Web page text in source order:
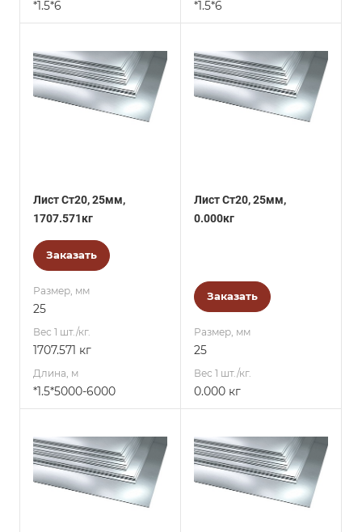
*1.5*6 *1.5*6
Лист Ст20, 25мм,
1707.571кг
Заказать
Размер, мм
25
Вес 1 шт./кг.
1707.571 кг
Длина, м
*1.5*5000-6000
Лист Ст20, 25мм,
0.000кг
Заказать
Размер, мм
25
Вес 1 шт./кг.
0.000 кг